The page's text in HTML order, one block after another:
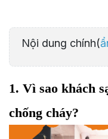
Nội dung chính(
1. Vì sao khách
chống cháy?